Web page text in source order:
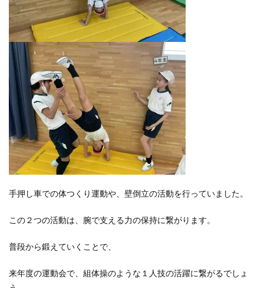
手押し車での体つくり運動や、壁倒立の活動を行っていました。
この２つの活動は、腕で支える力の保持に繋がります。
普段から鍛えていくことで、
来年度の運動会で、組体操のような１人技の活躍に繋がるでしょ